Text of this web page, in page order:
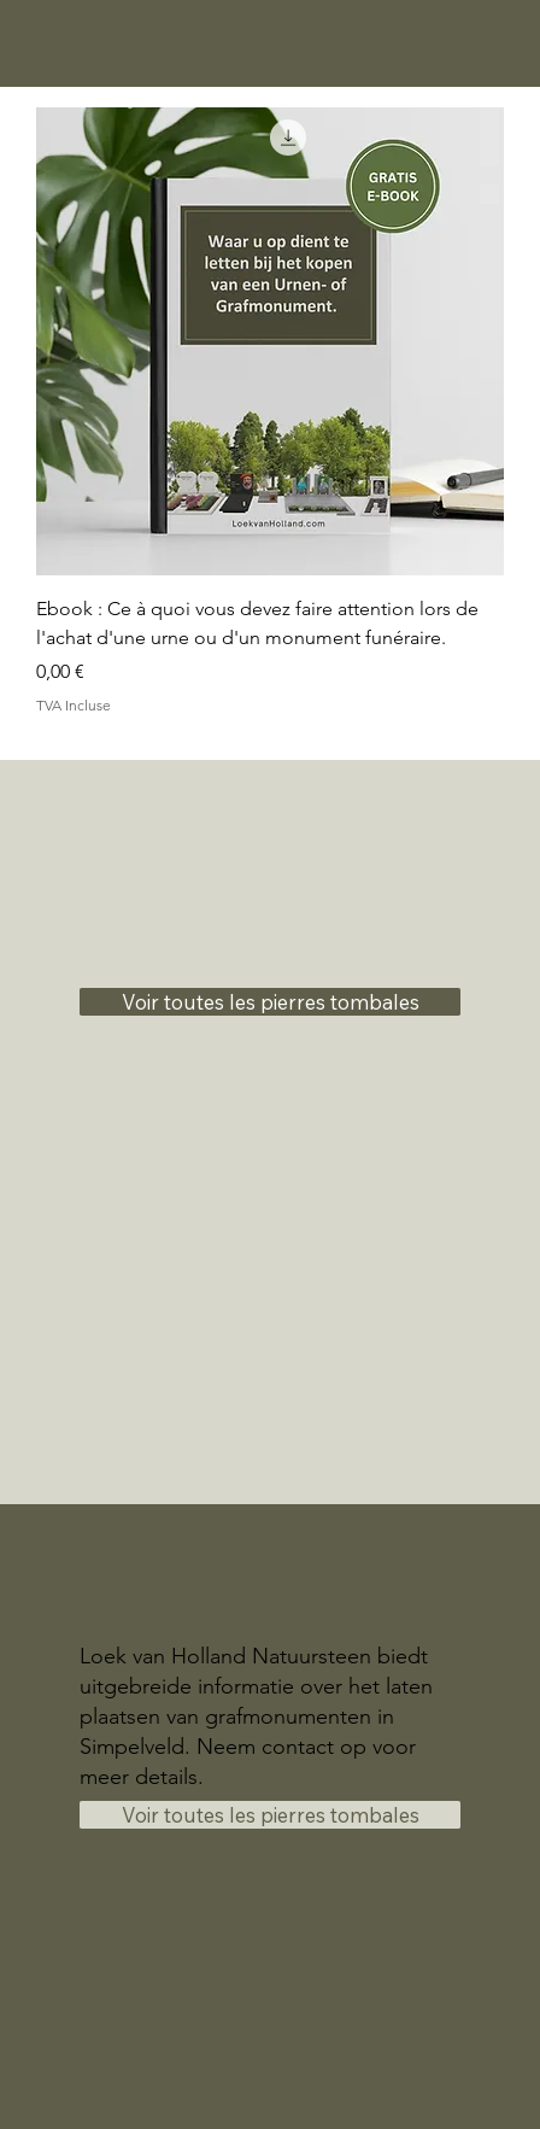
Ebook : Ce à quoi vous devez faire attention lors de
l'achat d'une urne ou d'un monument funéraire.
Prix
0,00 €
TVA Incluse
Voir toutes les pierres tombales
Loek van Holland Natuursteen biedt
uitgebreide informatie over het laten
plaatsen van grafmonumenten in
Simpelveld. Neem contact op voor
meer details.
Voir toutes les pierres tombales